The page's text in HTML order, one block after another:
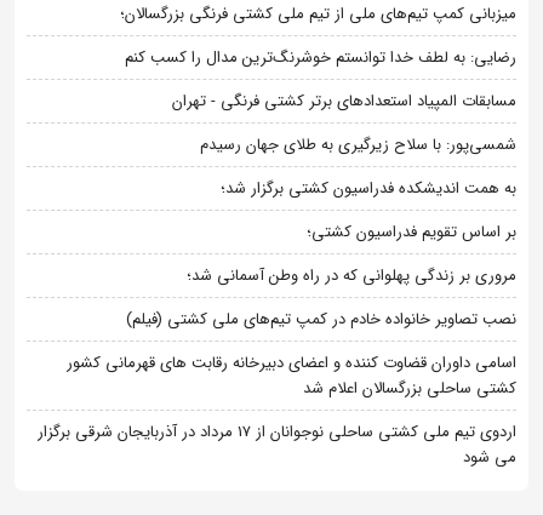
میزبانی کمپ تیم‌های ملی از تیم ملی کشتی فرنگی بزرگسالان؛
رضایی: به لطف خدا توانستم خوشرنگ‌ترین مدال را کسب کنم
مسابقات المپیاد استعدادهای برتر کشتی فرنگی - تهران
شمسی‌پور: با سلاح زیرگیری به طلای جهان رسیدم
به همت اندیشکده فدراسیون کشتی برگزار شد؛
بر اساس تقویم فدراسیون کشتی؛
مروری بر زندگی پهلوانی که در راه وطن آسمانی شد؛
نصب تصاویر خانواده خادم در کمپ تیم‌های ملی کشتی (فیلم)
اسامی داوران قضاوت کننده و اعضای دبیرخانه رقابت های قهرمانی کشور
کشتی ساحلی بزرگسالان اعلام شد
اردوی تیم ملی کشتی ساحلی نوجوانان از 17 مرداد در آذربایجان شرقی برگزار
می شود